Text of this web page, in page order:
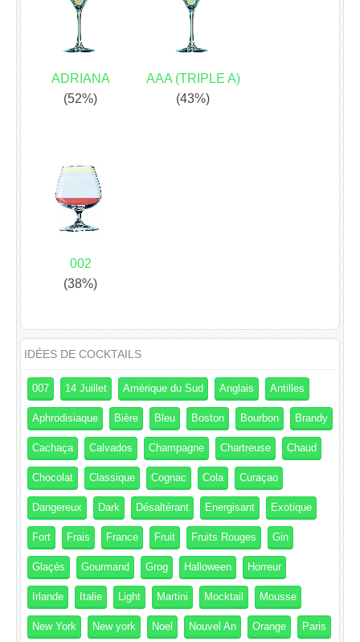
ADRIANA
(52%)
AAA (TRIPLE A)
(43%)
002
(38%)
IDÉES DE COCKTAILS
007 14 Juillet Amérique du Sud Anglais Antilles
Aphrodisiaque Bière Bleu Boston Bourbon Brandy
Cachaça Calvados Champagne Chartreuse Chaud
Chocolat Classique Cognac Cola Curaçao
Dangereux Dark Désaltérant Energisant Exotique
Fort Frais France Fruit Fruits Rouges Gin
Glaçés Gourmand Grog Halloween Horreur
Irlande Italie Light Martini Mocktail Mousse
New York New york Noel Nouvel An Orange Paris